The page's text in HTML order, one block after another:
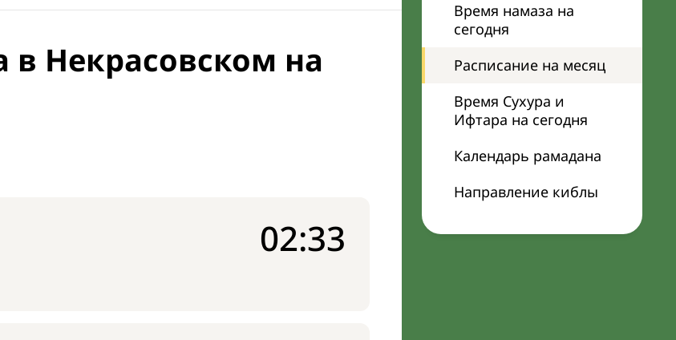
Время намаза на
сегодня
Расписание на месяц
Время Сухура и
Ифтара на сегодня
Календарь рамадана
Направление киблы
в Некрасовском на
02:33